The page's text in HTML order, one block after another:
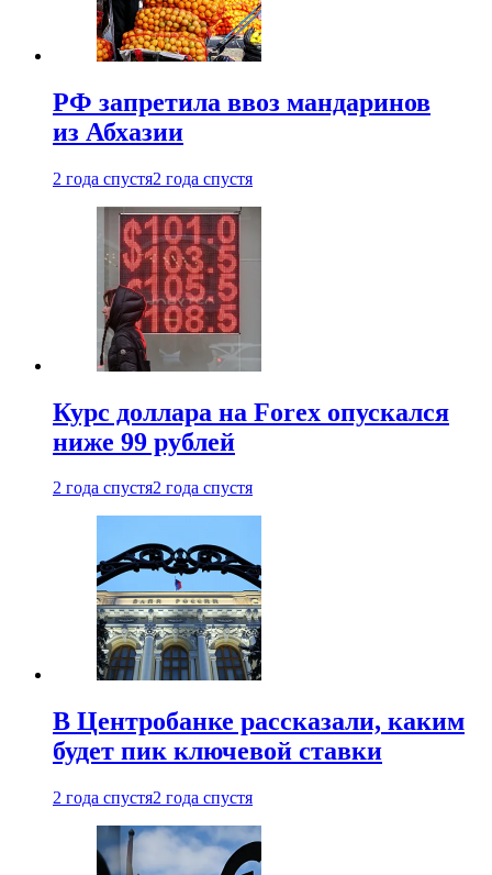
РФ запретила ввоз мандаринов
из Абхазии
2 года спустя2 года спустя
Курс доллара на Forex опускался
ниже 99 рублей
2 года спустя2 года спустя
В Центробанке рассказали, каким
будет пик ключевой ставки
2 года спустя2 года спустя